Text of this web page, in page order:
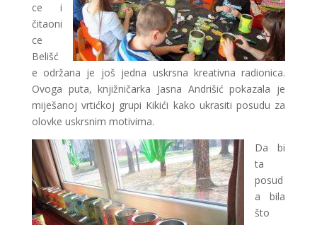
ce i
čitaoni
ce
Belišć
e održana je još jedna uskrsna kreativna radionica.
Ovoga puta, knjižničarka Jasna Andrišić pokazala je
miješanoj vrtićkoj grupi Kikići kako ukrasiti posudu za
olovke uskrsnim motivima.
Da bi
ta
posud
a bila
što